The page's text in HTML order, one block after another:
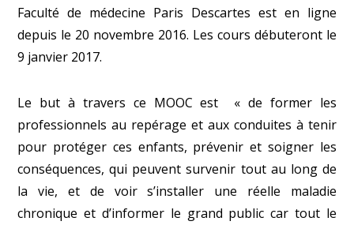
Faculté de médecine Paris Descartes est en ligne
depuis le 20 novembre 2016. Les cours débuteront le
9 janvier 2017.
Le but à travers ce MOOC est « de former les
professionnels au repérage et aux conduites à tenir
pour protéger ces enfants, prévenir et soigner les
conséquences, qui peuvent survenir tout au long de
la vie, et de voir s’installer une réelle maladie
chronique et d’informer le grand public car tout le